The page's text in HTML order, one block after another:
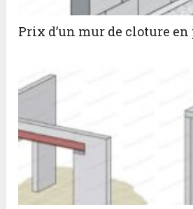
Prix d’un mur de cloture